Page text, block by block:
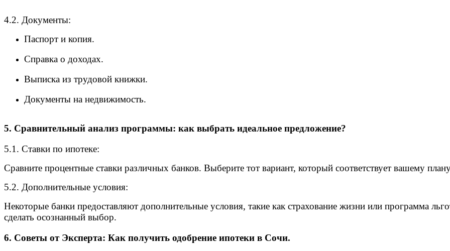
4.2. Документы:
Паспорт и копия.
Справка о доходах.
Выписка из трудовой книжки.
Документы на недвижимость.
5. Сравнительный анализ программы: как выбрать идеальное предложение?
5.1. Ставки по ипотеке:
Сравните процентные ставки различных банков. Выберите тот вариант, который соответствует вашему
5.2. Дополнительные условия:
Некоторые банки предоставляют дополнительные условия, такие как страхование жизни или программа
сделать осознанный выбор.
6. Советы от Эксперта: Как получить одобрение ипотеки в Сочи.